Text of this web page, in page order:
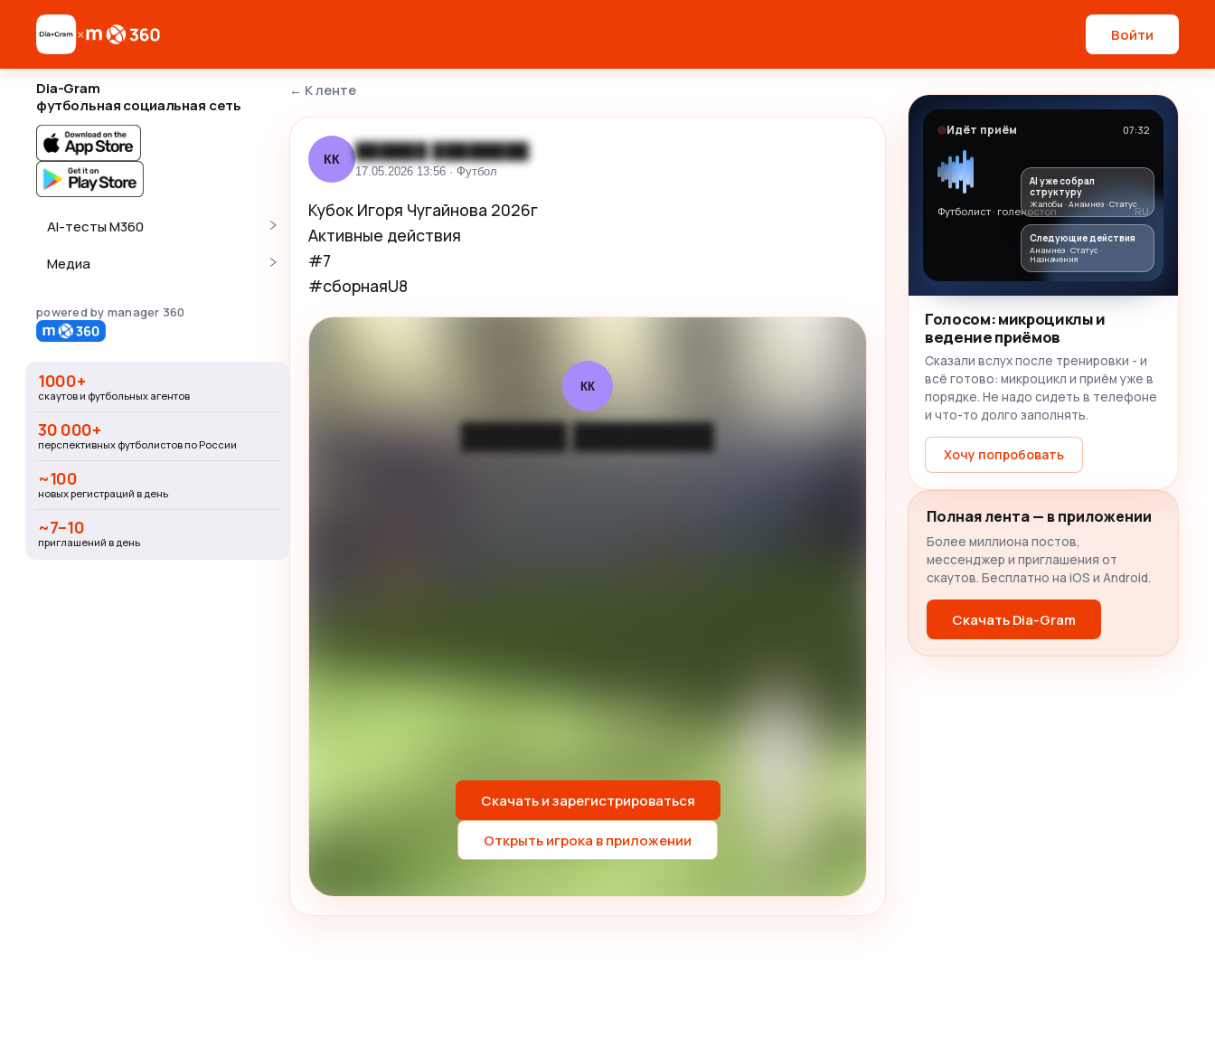
× Войти
Dia-Gram
футбольная социальная сеть
AI-тесты M360
Медиа
powered by manager 360
1000+
скаутов и футбольных агентов
30 000+
перспективных футболистов по России
~100
новых регистраций в день
~7–10
приглашений в день
← К ленте
КК ██████ ████████
17.05.2026 13:56 · Футбол
Кубок Игоря Чугайнова 2026г
Активные действия
#7
#сборнаяU8
КК
Скачать и зарегистрироваться
Открыть игрока в приложении
Идёт приём 07:32
Футболист · голеностоп RU
AI уже собрал
структуру
Жалобы · Анамнез · Статус
Следующие действия
Анамнез · Статус ·
Назначения
Голосом: микроциклы и
ведение приёмов
Сказали вслух после тренировки - и
всё готово: микроцикл и приём уже в
порядке. Не надо сидеть в телефоне
и что-то долго заполнять.
Хочу попробовать
Полная лента — в приложении
Более миллиона постов,
мессенджер и приглашения от
скаутов. Бесплатно на iOS и Android.
Скачать Dia-Gram